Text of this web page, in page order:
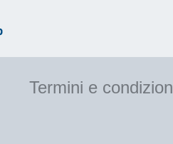
Termini e